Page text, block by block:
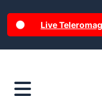
Live